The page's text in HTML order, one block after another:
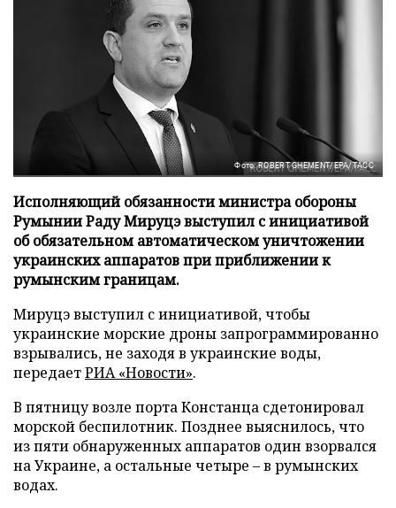
Фото: ROBERT GHEMENT/EPA/ТАСС
Исполняющий обязанности министра обороны
Румынии Раду Мируцэ выступил с инициативой
об обязательном автоматическом уничтожении
украинских аппаратов при приближении к
румынским границам.
Мируцэ выступил с инициативой, чтобы
украинские морские дроны запрограммированно
взрывались, не заходя в украинские воды,
передаетРИА «Новости».
В пятницу возле порта Констанца сдетонировал
морской беспилотник. Позднее выяснилось, что
из пяти обнаруженных аппаратов один взорвался
на Украине, а остальные четыре – в румынских
водах.